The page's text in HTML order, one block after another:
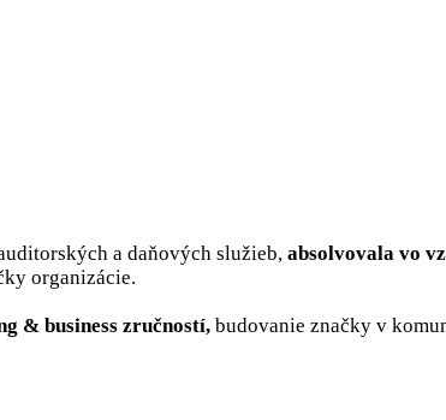
a daňových služieb, absolvovala vo
organizácie.
& business zručností, budovanie značky v